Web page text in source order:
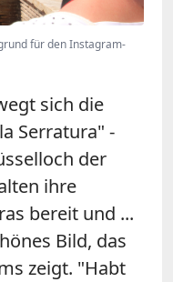
für den Instagram-
sich die
Serratura" -
der
ihre
bereit und ...
Bild, das
zeigt. "Habt